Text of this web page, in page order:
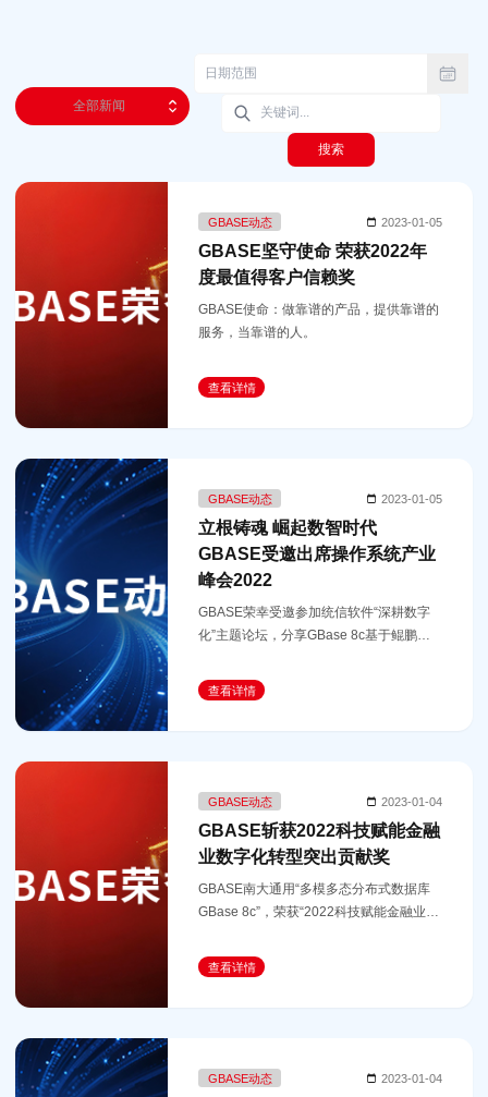
全部新闻
搜索
GBASE动态 2023-01-05
GBASE坚守使命 荣获2022年
度最值得客户信赖奖
GBASE使命：做靠谱的产品，提供靠谱的
服务，当靠谱的人。
查看详情
GBASE动态 2023-01-05
立根铸魂 崛起数智时代
GBASE受邀出席操作系统产业
峰会2022
GBASE荣幸受邀参加统信软件“深耕数字
化”主题论坛，分享GBase 8c基于鲲鹏生
查看详情
GBASE动态 2023-01-04
GBASE斩获2022科技赋能金融
业数字化转型突出贡献奖
GBASE南大通用“多模多态分布式数据库
GBase 8c”，荣获“2022科技赋能金融业数
查看详情
GBASE动态 2023-01-04